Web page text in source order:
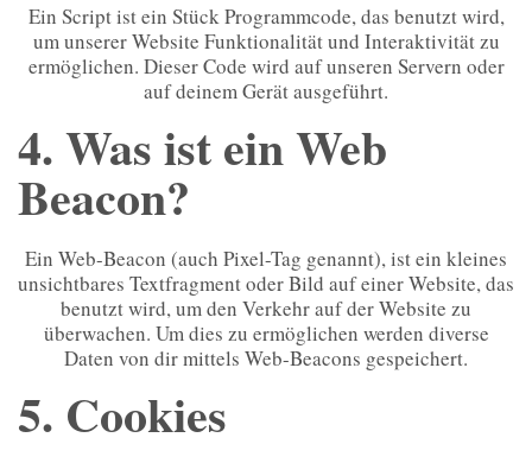
Ein Script ist ein Stück Programmcode, das benutzt wird,
um unserer Website Funktionalität und Interaktivität zu
ermöglichen. Dieser Code wird auf unseren Servern oder
auf deinem Gerät ausgeführt.
4. Was ist ein Web
Beacon?
Ein Web-Beacon (auch Pixel-Tag genannt), ist ein kleines
unsichtbares Textfragment oder Bild auf einer Website, das
benutzt wird, um den Verkehr auf der Website zu
überwachen. Um dies zu ermöglichen werden diverse
Daten von dir mittels Web-Beacons gespeichert.
5. Cookies